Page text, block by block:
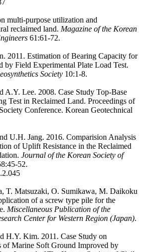
multi-purpose utilization and
reclaimed land. Magazine of the Korean
61:61-72.
2011. Estimation of Bearing Capacity for
by Field Experimental Plate Load Test.
Society 10:1-8.
A.Y. Lee. 2008. Case Study Top-Base
Test in Reclaimed Land. Proceedings of
Conference. Korean Geotechnical
U.H. Jang. 2016. Comparision Analysis
of Uplift Resistance in the Reclaimed
Journal of the Korean Society of
52.
T. Matsuzaki, O. Sumikawa, M. Daikoku
of a screw type pile for the
Miscellaneous Publication of the
Center for Western Region (Japan).
H.Y. Kim. 2011. Case Study on
of Marine Soft Ground Improved by